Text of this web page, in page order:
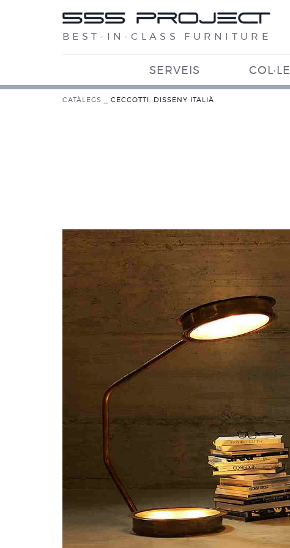
BEST-IN-CLASS FURNITURE
SERVEIS
CATÀLEGS CECCOTTI: DISSENY ITALIÀ